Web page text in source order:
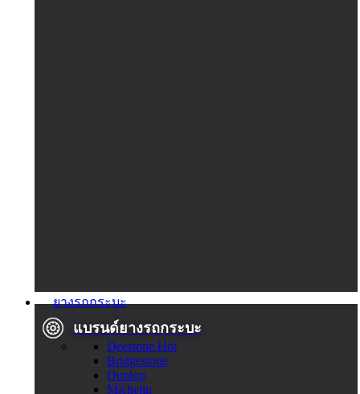
ยางรถกระบะ
แบรนด์ยางรถกระบะ
Deestone Hot
Bridgestone
Dunlop
Michelin